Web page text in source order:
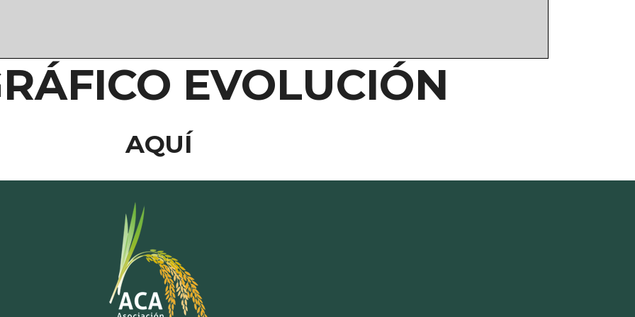
EVOLUCIÓN
AQUÍ